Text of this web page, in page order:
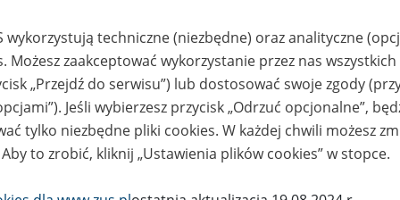
konferencji jest prezentacja działań ZUS w obszarze
wyzwaniami związanymi m.in. ze stanem zdrowia
zmianami technologicznymi zachodzącymi w otaczającym nas
rentowa i wypadkowa jest ważnym obszarem
Utrzymanie zdolności do pracy przez cały okres
w szczególności poprzez minimalizację ryzyka
przy pracy stanowi istotny element i inwestycję w system
wykorzystują techniczne (niezbędne) oraz analityczne
Możesz zaakceptować wykorzystanie przez nas
„Przejdź do serwisu”) lub dostosować swoje zgody
Jeśli wybierzesz przycisk „Odrzuć opcjonalne”,
tylko niezbędne pliki cookies. W każdej chwili możesz
to zrobić, kliknij „Ustawienia plików cookies” w stopce.